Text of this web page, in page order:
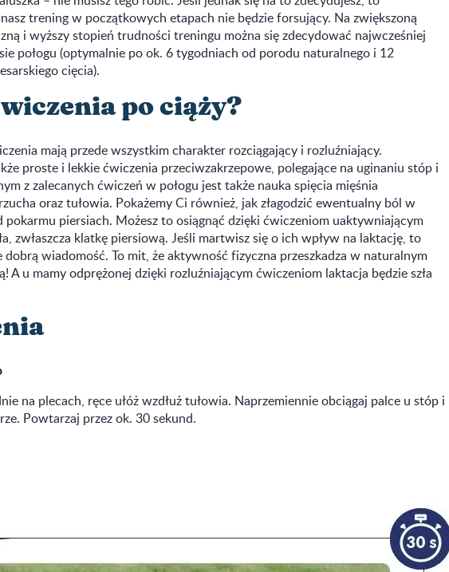
trening w początkowych etapach nie będzie forsujący. Na zwiększoną
i wyższy stopień trudności treningu można się zdecydować najwcześniej
połogu (optymalnie po ok. 6 tygodniach od porodu naturalnego i 12
cięcia).
po ciąży?
mają przede wszystkim charakter rozciągający i rozluźniający.
proste i lekkie ćwiczenia przeciwzakrzepowe, polegające na uginaniu stóp i
z zalecanych ćwiczeń w połogu jest także nauka spięcia mięśnia
oraz tułowia. Pokażemy Ci również, jak złagodzić ewentualny ból w
pokarmu piersiach. Możesz to osiągnąć dzięki ćwiczeniom uaktywniającym
zwłaszcza klatkę piersiową. Jeśli martwisz się o ich wpływ na laktację, to
dobrą wiadomość. To mit, że aktywność fizyczna przeszkadza w naturalnym
A u mamy odprężonej dzięki rozluźniającym ćwiczeniom laktacja będzie szła
na plecach, ręce ułóż wzdłuż tułowia. Naprzemiennie obciągaj palce u stóp i
Powtarzaj przez ok. 30 sekund.